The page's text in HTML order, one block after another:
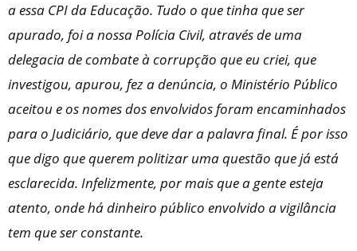
a essa CPI da Educação. Tudo o que tinha que ser
apurado, foi a nossa Polícia Civil, através de uma
delegacia de combate à corrupção que eu criei, que
investigou, apurou, fez a denúncia, o Ministério Público
aceitou e os nomes dos envolvidos foram encaminhados
para o Judiciário, que deve dar a palavra final. É por isso
que digo que querem politizar uma questão que já está
esclarecida. Infelizmente, por mais que a gente esteja
atento, onde há dinheiro público envolvido a vigilância
tem que ser constante.